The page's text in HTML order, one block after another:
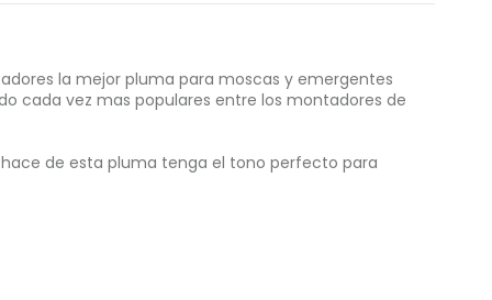
la mejor pluma para moscas y emergentes
cada vez mas populares entre los montadores de
de esta pluma tenga el tono perfecto para